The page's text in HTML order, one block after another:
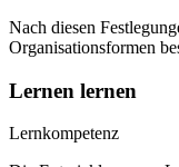
Nach diesen
Organisationsformen
Lernen lernen
Lernkompetenz